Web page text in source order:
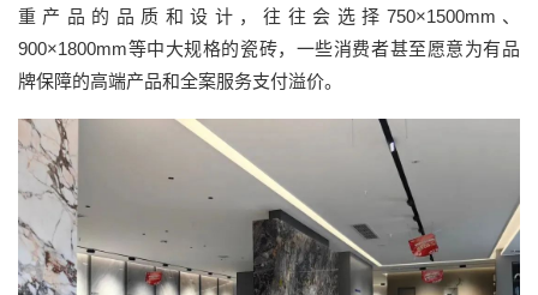
重产品的品质和设计，往往会选择750×1500mm、
900×1800mm等中大规格的瓷砖，一些消费者甚至愿意为有品
牌保障的高端产品和全案服务支付溢价。